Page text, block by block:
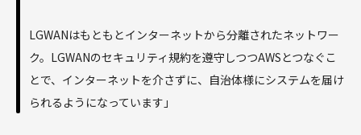
LGWANはもともとインターネットから分離されたネットワー
ク。LGWANのセキュリティ規約を遵守しつつAWSとつなぐこ
とで、インターネットを介さずに、自治体様にシステムを届け
られるようになっています」